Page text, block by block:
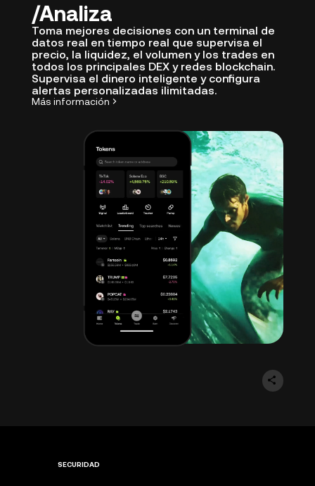
Analiza
Toma mejores decisiones con un terminal de
datos real en tiempo real que supervisa el
precio, la liquidez, el volumen y los trades en
todos los principales DEX y redes blockchain.
Supervisa el dinero inteligente y configura
alertas personalizadas ilimitadas.
Más información
SECURIDAD